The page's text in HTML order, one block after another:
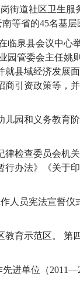
街道社区卫生服
等省的45名基
临泉县会议中心
园管委会主任姚
县域经济发展
引资政策等，
儿园和义务教育
律检查委员会机
办法》《关于
人员宪法宣誓仪
育示范区。 第
进单位（